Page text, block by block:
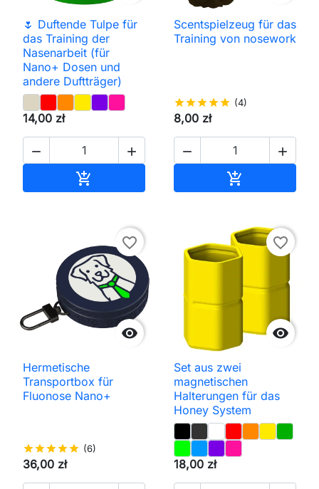
🌷 Duftende Tulpe für
das Training der
Nasenarbeit (für
Nano+ Dosen und
andere Duftträger)
14,00 zł
 

Scentspielzeug für das
Training von nosework
starstarstarstarstar (4)
8,00 zł
 


favorite_border
Hermetische
Transportbox für
Fluonose Nano+
starstarstarstarstar (6)
36,00 zł

favorite_border
Set aus zwei
magnetischen
Halterungen für das
Honey System
18,00 zł